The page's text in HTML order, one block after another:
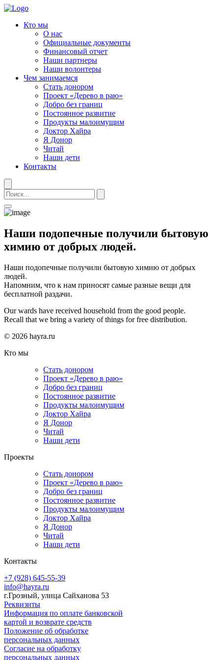
Кто мы
О нас
Официальные документы
Финансовый отчет
Наши партнеры
Наши волонтеры
Чем занимаемся
Стать донором
Проект «Дерево в раю»
Добро без границ
Постоянное развитие
Продукты малоимущим
Доктор Хайра
Я Донор
Читай
Наши дети
Контакты
Наши подопечные получили бытовую
химию от добрых людей.
Наши подопечные получили бытовую химию от добрых
людей.
Напомним, что к нам приносят самые разные вещи для
бесплатной раздачи.
Our wards have received household from the good people.
Recall that we bring a variety of things for free distribution.
© 2026 hayra.ru
Кто мы
Стать донором
Проект «Дерево в раю»
Добро без границ
Постоянное развитие
Продукты малоимущим
Доктор Хайра
Я Донор
Читай
Наши дети
Проекты
Стать донором
Проект «Дерево в раю»
Добро без границ
Постоянное развитие
Продукты малоимущим
Доктор Хайра
Я Донор
Читай
Наши дети
Контакты
+7 (928) 645-55-39
info@hayra.ru
г.Грозный, улица Сайханова 53
Реквизиты
Информация по оплате банковской
картой и возврате средств
Положение об обработке
персональных данных
Согласие на обработку
персональных данных